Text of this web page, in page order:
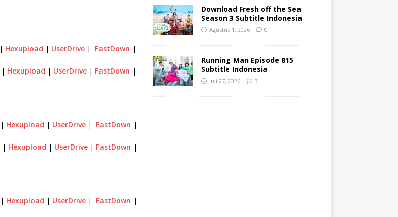
| Hexupload | UserDrive | FastDown |
| Hexupload | UserDrive | FastDown |
| Hexupload | UserDrive | FastDown |
| Hexupload | UserDrive | FastDown |
| Hexupload | UserDrive | FastDown |
Download Fresh off the Sea
Season 3 Subtitle Indonesia
Agustus 1, 2026 0
Running Man Episode 815
Subtitle Indonesia
Juli 27, 2026 3